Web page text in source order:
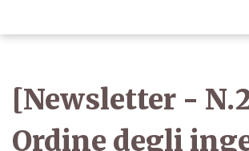
[Newsletter -
Ordine degli